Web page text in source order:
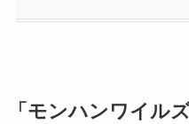
「モンハンワイル